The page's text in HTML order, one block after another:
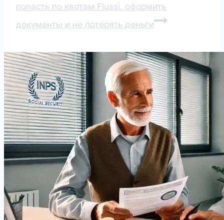
попасть по квотам Flussi, оформить
документы и не потерять деньги